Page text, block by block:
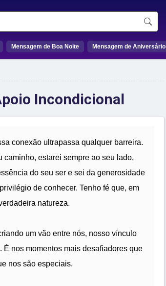
Mensagem de Boa Noite Mensagem de Aniversário
Incondicional
conexão ultrapassa qualquer barreira.
estarei sempre ao seu lado,
do seu ser e sei da generosidade
de conhecer. Tenho fé que, em
natureza.
um vão entre nós, nosso vínculo
nos momentos mais desafiadores que
nos são especiais.